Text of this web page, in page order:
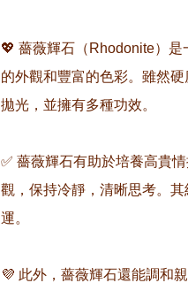
💖 薔薇輝石（Rhodonite）
的外觀和豐富的色彩。雖然
拋光，並擁有多種功效。
✅ 薔薇輝石有助於培養高貴
觀，保持冷靜，清晰思考。
運。
💜 此外，薔薇輝石還能調和